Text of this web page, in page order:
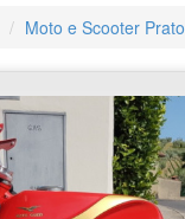
Moto e Scooter Prato